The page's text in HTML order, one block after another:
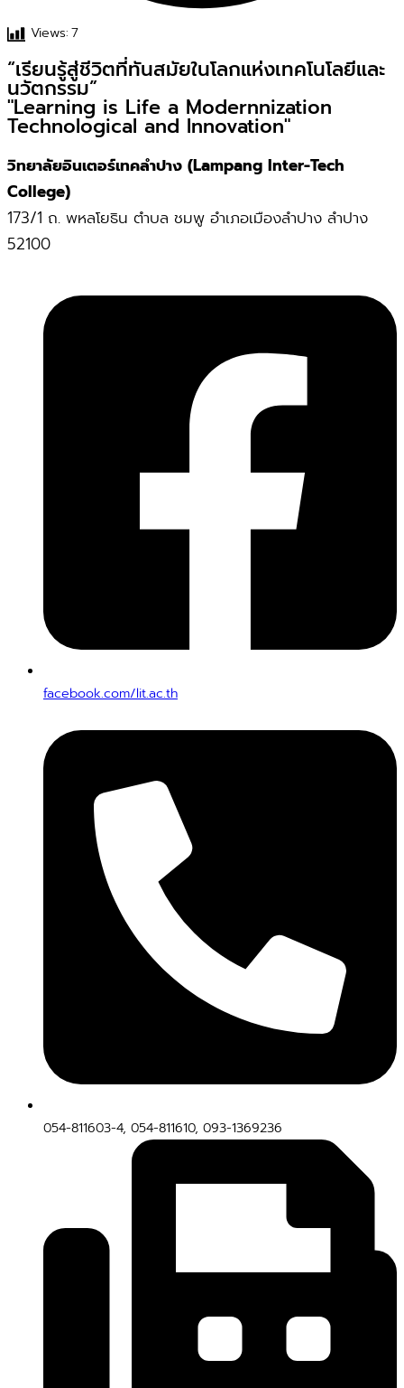
Views:7
“เรียนรู้สู่ชีวิตที่ทันสมัยในโลกแห่งเทคโนโลยีและ
นวัตกรรม”
"Learning is Life a Modernnization
Technological and Innovation"
วิทยาลัยอินเตอร์เทคลำปาง (Lampang Inter-Tech
College)
173/1 ถ. พหลโยธิน ตำบล ชมพู อำเภอเมืองลำปาง ลำปาง
52100
facebook.com/lit.ac.th
054-811603-4, 054-811610, 093-1369236